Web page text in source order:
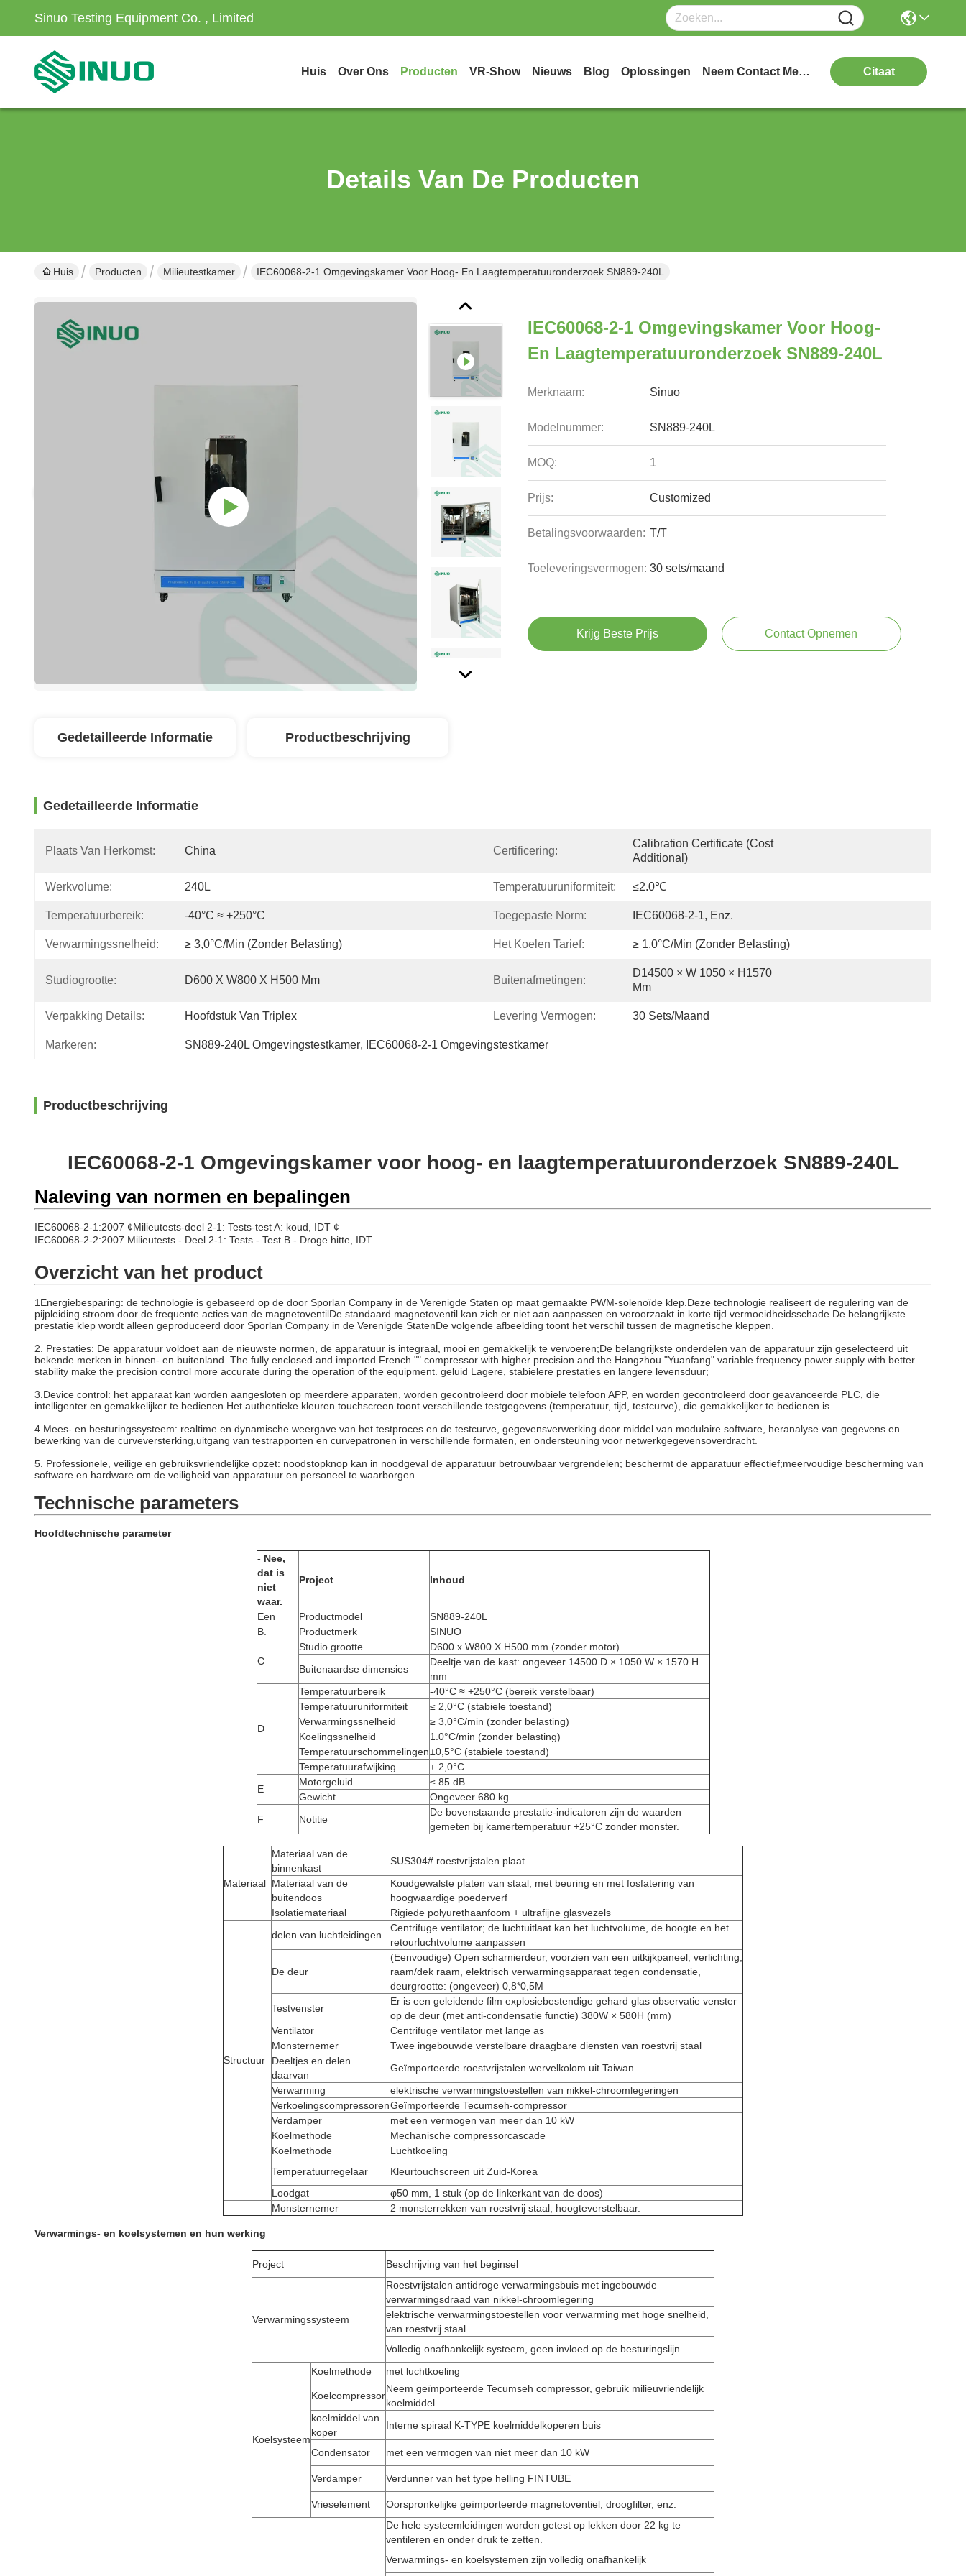
Sinuo Testing Equipment Co. , Limited
Huis Over Ons Producten VR-Show Nieuws Blog Oplossingen Neem Contact Met Ons Op Citaat
Details Van De Producten
Huis Producten Milieutestkamer IEC60068-2-1 Omgevingskamer Voor Hoog- En Laagtemperatuuronderzoek SN889-240L
IEC60068-2-1 Omgevingskamer Voor Hoog-
En Laagtemperatuuronderzoek SN889-240L
Merknaam: Sinuo
Modelnummer: SN889-240L
MOQ: 1
Prijs: Customized
Betalingsvoorwaarden: T/T
Toeleveringsvermogen: 30 sets/maand
Krijg Beste Prijs Contact Opnemen
Gedetailleerde Informatie Productbeschrijving
Gedetailleerde Informatie
Plaats Van Herkomst: China Certificering:
Calibration Certificate (Cost
Additional)
Werkvolume: 240L Temperatuuruniformiteit: ≤2.0℃
Temperatuurbereik: -40°C ≈ +250°C Toegepaste Norm: IEC60068-2-1, Enz.
Verwarmingssnelheid: ≥ 3,0°C/min (zonder Belasting) Het Koelen Tarief: ≥ 1,0°C/min (zonder Belasting)
Studiogrootte: D600 X W800 X H500 Mm Buitenafmetingen:
D14500 × W 1050 × H1570
Mm
Verpakking Details: Hoofdstuk Van Triplex Levering Vermogen: 30 Sets/maand
Markeren: SN889-240L Omgevingstestkamer, IEC60068-2-1 Omgevingstestkamer
Productbeschrijving
IEC60068-2-1 Omgevingskamer voor hoog- en laagtemperatuuronderzoek SN889-240L
Naleving van normen en bepalingen
IEC60068-2-1:2007 ¢Milieutests-deel 2-1: Tests-test A: koud, IDT ¢
IEC60068-2-2:2007 Milieutests - Deel 2-1: Tests - Test B - Droge hitte, IDT
Overzicht van het product
1Energiebesparing: de technologie is gebaseerd op de door Sporlan Company in de Verenigde Staten op maat gemaakte PWM-solenoïde klep.Deze technologie realiseert de regulering van de
pijpleiding stroom door de frequente acties van de magnetoventilDe standaard magnetoventil kan zich er niet aan aanpassen en veroorzaakt in korte tijd vermoeidheidsschade.De belangrijkste
prestatie klep wordt alleen geproduceerd door Sporlan Company in de Verenigde StatenDe volgende afbeelding toont het verschil tussen de magnetische kleppen.
2. Prestaties: De apparatuur voldoet aan de nieuwste normen, de apparatuur is integraal, mooi en gemakkelijk te vervoeren;De belangrijkste onderdelen van de apparatuur zijn geselecteerd uit
bekende merken in binnen- en buitenland. The fully enclosed and imported French "" compressor with higher precision and the Hangzhou "Yuanfang" variable frequency power supply with better
stability make the precision control more accurate during the operation of the equipment. geluid Lagere, stabielere prestaties en langere levensduur;
3.Device control: het apparaat kan worden aangesloten op meerdere apparaten, worden gecontroleerd door mobiele telefoon APP, en worden gecontroleerd door geavanceerde PLC, die
intelligenter en gemakkelijker te bedienen.Het authentieke kleuren touchscreen toont verschillende testgegevens (temperatuur, tijd, testcurve), die gemakkelijker te bedienen is.
4.Mees- en besturingssysteem: realtime en dynamische weergave van het testproces en de testcurve, gegevensverwerking door middel van modulaire software, heranalyse van gegevens en
bewerking van de curveversterking,uitgang van testrapporten en curvepatronen in verschillende formaten, en ondersteuning voor netwerkgegevensoverdracht.
5. Professionele, veilige en gebruiksvriendelijke opzet: noodstopknop kan in noodgeval de apparatuur betrouwbaar vergrendelen; beschermt de apparatuur effectief;meervoudige bescherming van
software en hardware om de veiligheid van apparatuur en personeel te waarborgen.
Technische parameters
Hoofdtechnische parameter
- Nee,
dat is
niet
waar.
Project Inhoud
Een Productmodel
SN889-240L
B.
Productmerk SINUO
C
Studio grootte
D600 x W800 X H500 mm (zonder motor)
Buitenaardse dimensies
Deeltje van de kast: ongeveer 14500 D × 1050 W × 1570 H
mm
D
Temperatuurbereik
-40°C ≈ +250°C (bereik verstelbaar)
Temperatuuruniformiteit
≤ 2,0°C (stabiele toestand)
Verwarmingssnelheid
≥ 3,0°C/min (zonder belasting)
Koelingssnelheid
1.0°C/min (zonder belasting)
Temperatuurschommelingen±0,5°C (stabiele toestand)
Temperatuurafwijking
± 2,0°C
E
Motorgeluid
≤ 85 dB
Gewicht
Ongeveer 680 kg.
F
Notitie
De bovenstaande prestatie-indicatoren zijn de waarden
gemeten bij kamertemperatuur +25°C zonder monster.
Materiaal
Materiaal van de
binnenkast
SUS304# roestvrijstalen plaat
Materiaal van de
buitendoos
Koudgewalste platen van staal, met beuring en met fosfatering van
hoogwaardige poederverf
Isolatiemateriaal
Rigiede polyurethaanfoom + ultrafijne glasvezels
Structuur
delen van luchtleidingen
Centrifuge ventilator; de luchtuitlaat kan het luchtvolume, de hoogte en het
retourluchtvolume aanpassen
De deur
(Eenvoudige) Open scharnierdeur, voorzien van een uitkijkpaneel, verlichting,
raam/dek raam, elektrisch verwarmingsapparaat tegen condensatie,
deurgrootte: (ongeveer) 0,8*0,5M
Testvenster
Er is een geleidende film explosiebestendige gehard glas observatie venster
op de deur (met anti-condensatie functie) 380W × 580H (mm)
Ventilator
Centrifuge ventilator met lange as
Monsternemer
Twee ingebouwde verstelbare draagbare diensten van roestvrij staal
Deeltjes en delen
daarvan
Geïmporteerde roestvrijstalen wervelkolom uit Taiwan
Verwarming
elektrische verwarmingstoestellen van nikkel-chroomlegeringen
VerkoelingscompressorenGeïmporteerde Tecumseh-compressor
Verdamper
met een vermogen van meer dan 10 kW
Koelmethode
Mechanische compressorcascade
Koelmethode
Luchtkoeling
Temperatuurregelaar
Kleurtouchscreen uit Zuid-Korea
Loodgat
φ50 mm, 1 stuk (op de linkerkant van de doos)
Monsternemer
2 monsterrekken van roestvrij staal, hoogteverstelbaar.
Verwarmings- en koelsystemen en hun werking
Project Beschrijving van het beginsel
Verwarmingssysteem
Roestvrijstalen antidroge verwarmingsbuis met ingebouwde
verwarmingsdraad van nikkel-chroomlegering
elektrische verwarmingstoestellen voor verwarming met hoge snelheid,
van roestvrij staal
Volledig onafhankelijk systeem, geen invloed op de besturingslijn
Koelsysteem
Koelmethode met luchtkoeling
Koelcompressor
Neem geïmporteerde Tecumseh compressor, gebruik milieuvriendelijk
koelmiddel
koelmiddel van
koper
Interne spiraal K-TYPE koelmiddelkoperen buis
Condensator met een vermogen van niet meer dan 10 kW
Verdamper Verdunner van het type helling FIN­TUBE
Vrieselement
Oorspronkelijke geïmporteerde magnetoventiel, droogfilter, enz.
De hele systeemleidingen worden getest op lekken door 22 kg te
ventileren en onder druk te zetten.
Verwarmings- en koelsystemen zijn volledig onafhankelijk